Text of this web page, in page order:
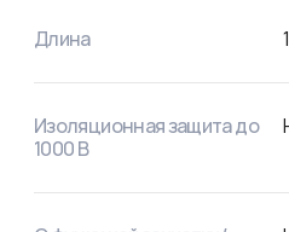
Длина
Изоляционная защита до
1000 В